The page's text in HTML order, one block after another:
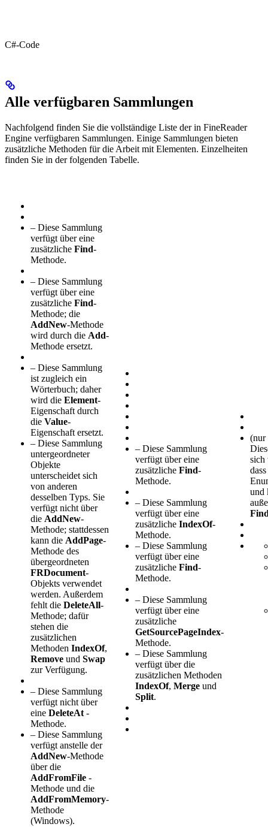
C#-Code
Alle verfügbaren Sammlungen
Nachfolgend finden Sie die vollständige Liste der in FineReader
Engine verfügbaren Sammlungen. Einige Sammlungen bieten
zusätzliche Methoden für die Arbeit mit Elementen. Einzelheiten
finden Sie in der folgenden Tabelle.
– Diese Sammlung
verfügt über eine
zusätzliche Find-
Methode.
– Diese Sammlung
verfügt über eine
zusätzliche Find-
Methode; die
AddNew-Methode
wird durch die Add-
Methode ersetzt.
– Diese Sammlung
ist zugleich ein
Wörterbuch; daher
wird die Element-
Eigenschaft durch
die Value-
Eigenschaft ersetzt.
– Diese Sammlung
untergeordneter
Objekte
unterscheidet sich
von anderen
desselben Typs. Sie
verfügt nicht über
die AddNew-
Methode; stattdessen
kann die AddPage-
Methode des
übergeordneten
FRDocument-
Objekts verwendet
werden. Außerdem
fehlt die DeleteAll-
Methode; dafür
stehen die
zusätzlichen
Methoden IndexOf,
Remove und Swap
zur Verfügung.
– Diese Sammlung
verfügt nicht über
eine DeleteAt-
Methode.
– Diese Sammlung
verfügt anstelle der
AddNew-Methode
über die
AddFromFile -
Methode und die
AddFromMemory-
Methode
(Windows).
– Diese Sammlung
verfügt über eine
zusätzliche Find-
Methode.
– Diese Sammlung
verfügt über eine
zusätzliche IndexOf-
Methode.
– Diese Sammlung
verfügt über eine
zusätzliche Find-
Methode.
– Diese Sammlung
verfügt über eine
zusätzliche
GetSourcePageIndex-
Methode.
– Diese Sammlung
verfügt über die
zusätzlichen Methoden
IndexOf, Merge und
Split.
(nur
sich
und